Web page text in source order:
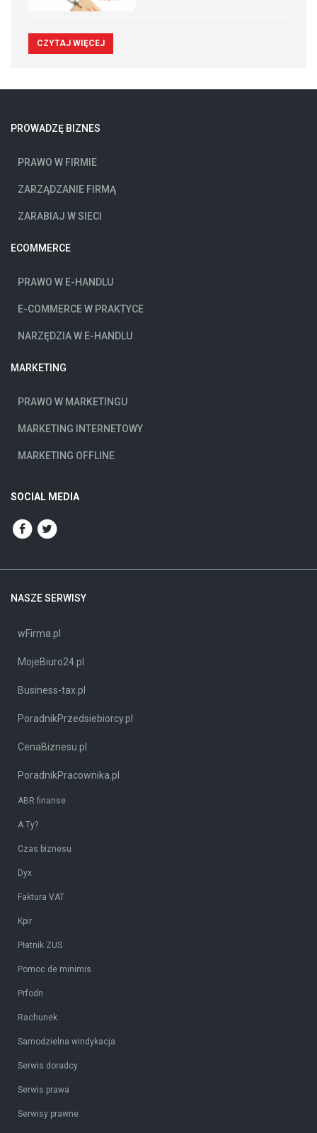
CZYTAJ WIĘCEJ
PROWADZĘ BIZNES
PRAWO W FIRMIE
ZARZĄDZANIE FIRMĄ
ZARABIAJ W SIECI
ECOMMERCE
PRAWO W E-HANDLU
E-COMMERCE W PRAKTYCE
NARZĘDZIA W E-HANDLU
MARKETING
PRAWO W MARKETINGU
MARKETING INTERNETOWY
MARKETING OFFLINE
SOCIAL MEDIA
NASZE SERWISY
wFirma.pl
MojeBiuro24.pl
Business-tax.pl
PoradnikPrzedsiebiorcy.pl
CenaBiznesu.pl
PoradnikPracownika.pl
ABR finanse
A Ty?
Czas biznesu
Dyx
Faktura VAT
Kpir
Płatnik ZUS
Pomoc de minimis
Prfodn
Rachunek
Samodzielna windykacja
Serwis doradcy
Serwis prawa
Serwisy prawne